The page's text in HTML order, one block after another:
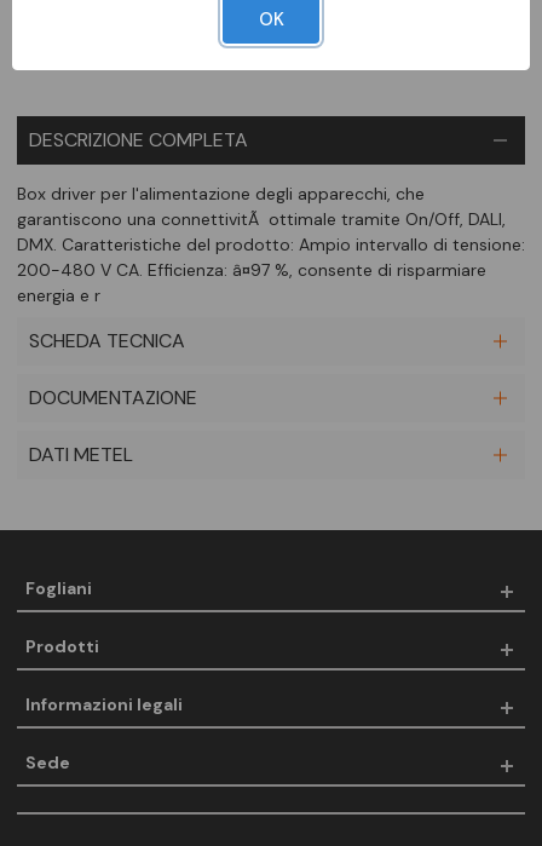
DESCRIZIONE COMPLETA
Box driver per l'alimentazione degli apparecchi, che
garantiscono una connettivitÃ ottimale tramite On/Off, DALI,
DMX. Caratteristiche del prodotto: Ampio intervallo di tensione:
200-480 V CA. Efficienza: â¤97 %, consente di risparmiare
energia e r
SCHEDA TECNICA
DOCUMENTAZIONE
DATI METEL
Fogliani
Prodotti
Informazioni legali
Sede
OK